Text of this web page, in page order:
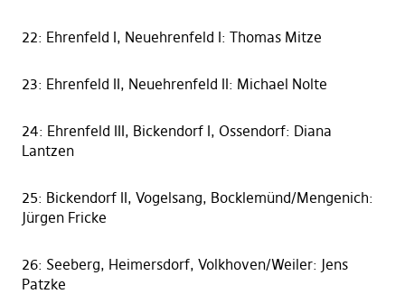
22: Ehrenfeld I, Neuehrenfeld I: Thomas Mitze
23: Ehrenfeld II, Neuehrenfeld II: Michael Nolte
24: Ehrenfeld III, Bickendorf I, Ossendorf: Diana
Lantzen
25: Bickendorf II, Vogelsang, Bocklemünd/Mengenich:
Jürgen Fricke
26: Seeberg, Heimersdorf, Volkhoven/Weiler: Jens
Patzke